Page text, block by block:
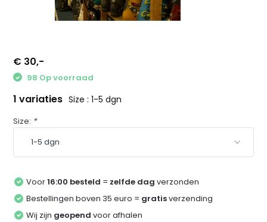
€ 30,-
98 Op voorraad
1 variaties Size : 1-5 dgn
Size: *
Voor16:00 besteld = zelfde dag verzonden
Bestellingen boven 35 euro = gratisverzending
Wij zijn geopend voor afhalen